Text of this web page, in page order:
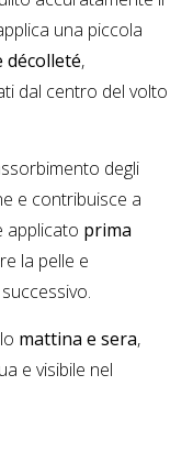
una piccola
décolleté,
dal centro del volto
degli
e contribuisce a
applicato prima
la pelle e
mattina e sera,
e visibile nel